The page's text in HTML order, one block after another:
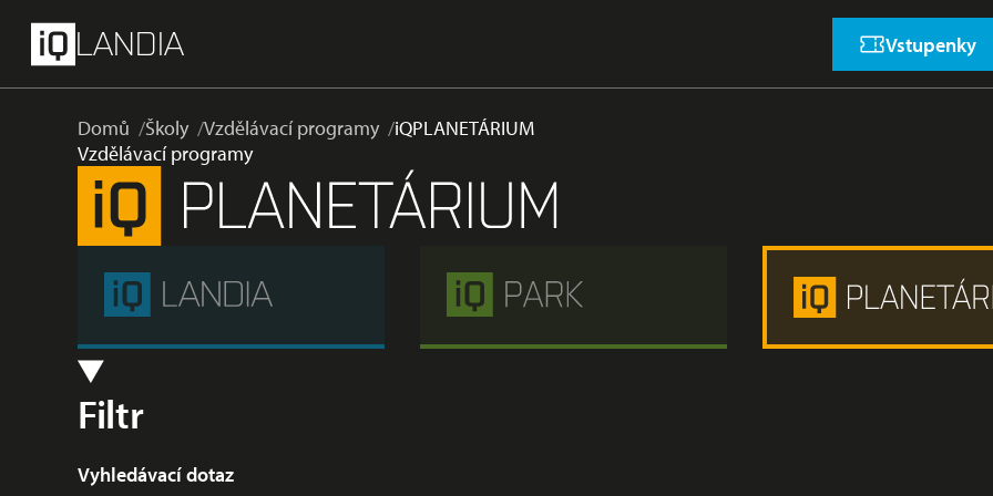
LANDIA Vstupenky
Domů Školy Vzdělávací programy
iQPLANETÁRIUM
Vzdělávací programy
Filtr
Vyhledávací dotaz